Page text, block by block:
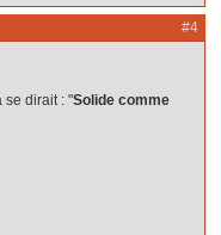
#4
se dirait : "Solide comme